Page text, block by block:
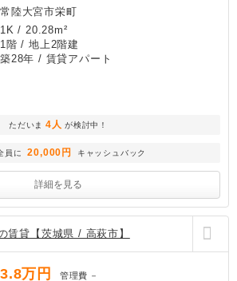
常陸大宮市栄町
1K / 20.28m²
1階 / 地上2階建
築28年 / 賃貸アパート
ただいま 4人 が検討中！
員に 20,000円 キャッシュバック
詳細を見る
賃貸【茨城県 / 高萩市】
3.8万円 管理費 －